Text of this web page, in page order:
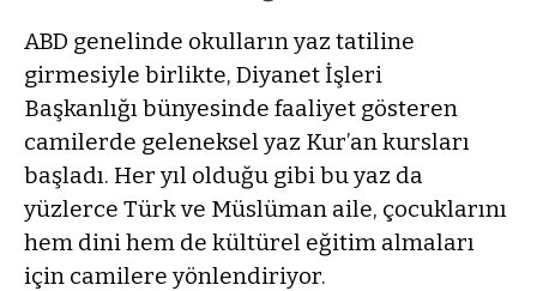
ABD genelinde okulların yaz tatiline
girmesiyle birlikte, Diyanet İşleri
Başkanlığı bünyesinde faaliyet gösteren
camilerde geleneksel yaz Kur’an kursları
başladı. Her yıl olduğu gibi bu yaz da
yüzlerce Türk ve Müslüman aile, çocuklarını
hem dini hem de kültürel eğitim almaları
için camilere yönlendiriyor.